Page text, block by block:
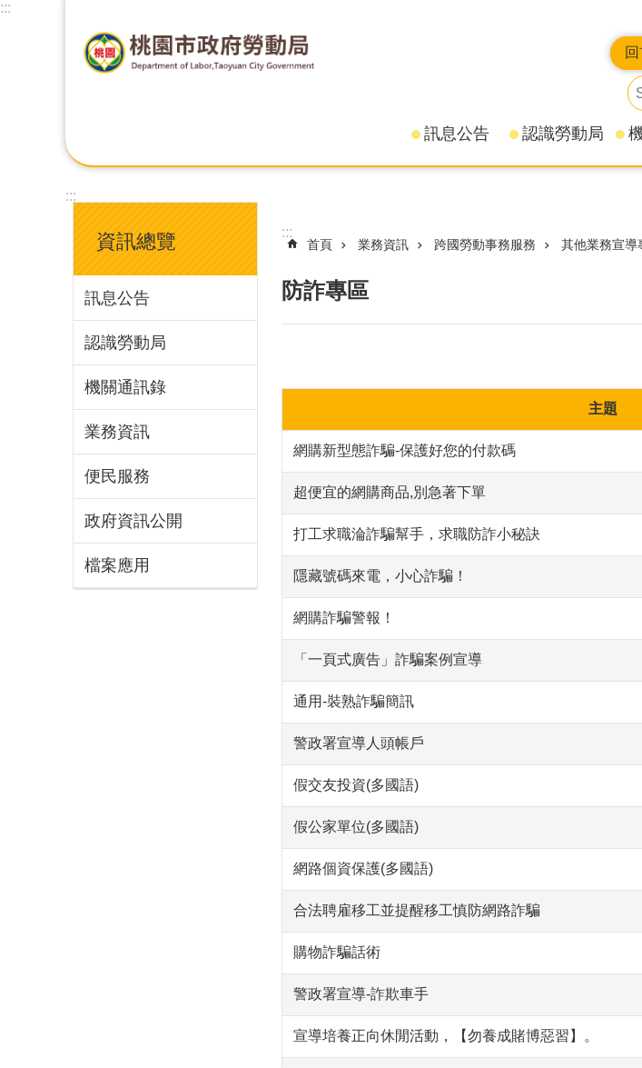
:::
訊息公告 認識勞動局
:::
資訊總覽
訊息公告
認識勞動局
機關通訊錄
業務資訊
便民服務
政府資訊公開
檔案應用
:::
首頁 業務資訊 跨國勞動事務服務 其他業務宣導
防詐專區
主題
網購新型態詐騙-保護好您的付款碼
超便宜的網購商品,別急著下單
打工求職淪詐騙幫手，求職防詐小秘訣
隱藏號碼來電，小心詐騙！
網購詐騙警報！
「一頁式廣告」詐騙案例宣導
通用-裝熟詐騙簡訊
警政署宣導人頭帳戶
假交友投資(多國語)
假公家單位(多國語)
網路個資保護(多國語)
合法聘雇移工並提醒移工慎防網路詐騙
購物詐騙話術
警政署宣導-詐欺車手
宣導培養正向休閒活動，【勿養成賭博惡習】。